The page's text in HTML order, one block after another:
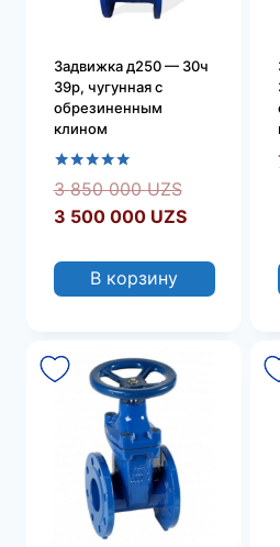
Задвижка д250 — 30ч
39р, чугунная с
обрезиненным
клином
Оценка
5.00
из 5
3 850 000UZS
цена
850
3 500 000 UZSТекущая
500
В корзину